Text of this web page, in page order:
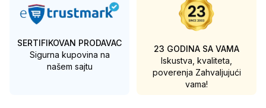
SERTIFIKOVAN PRODAVAC
Sigurna kupovina na
našem sajtu
23 GODINA SA VAMA
Iskustva, kvaliteta,
poverenja Zahvaljujući
vama!